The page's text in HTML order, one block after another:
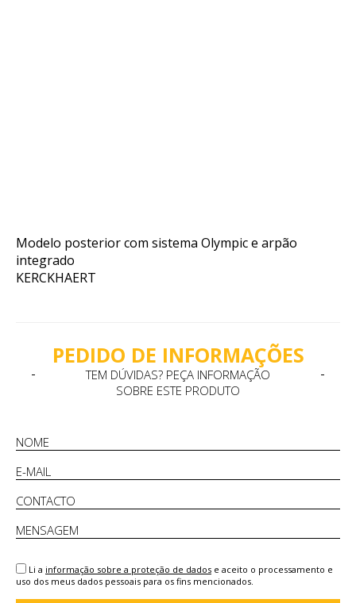
Modelo posterior com sistema Olympic e arpão
integrado
KERCKHAERT
PEDIDO DE INFORMAÇÕES
TEM DÚVIDAS? PEÇA INFORMAÇÃO
SOBRE ESTE PRODUTO
Li a informação sobre a proteção de dados e aceito o processamento e
uso dos meus dados pessoais para os fins mencionados.